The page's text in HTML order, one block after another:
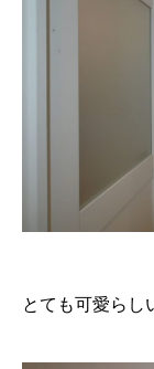
とても可愛らし